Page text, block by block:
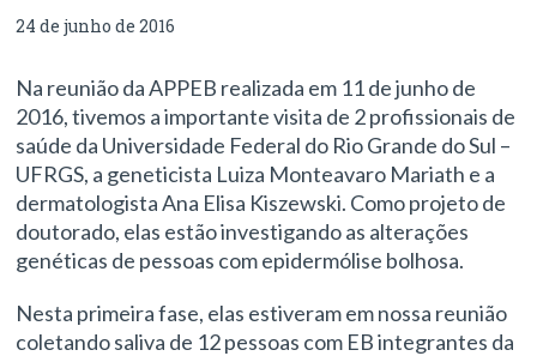
24 de junho de 2016
Na reunião da APPEB realizada em 11 de junho de
2016, tivemos a importante visita de 2 profissionais de
saúde da Universidade Federal do Rio Grande do Sul –
UFRGS, a geneticista Luiza Monteavaro Mariath e a
dermatologista Ana Elisa Kiszewski. Como projeto de
doutorado, elas estão investigando as alterações
genéticas de pessoas com epidermólise bolhosa.
Nesta primeira fase, elas estiveram em nossa reunião
coletando saliva de 12 pessoas com EB integrantes da